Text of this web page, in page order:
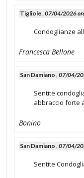
Tigliole ,07/04/2026
Condoglianze
Francesca Bellone
San Damiano ,07/04/
Sentite
abbraccio forte
Bonino
San Damiano ,07/04/
Sentite